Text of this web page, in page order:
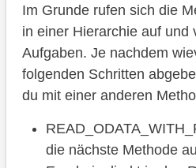
Im Grunde rufen sich die
in einer Hierarchie auf und
Aufgaben. Je nachdem
folgenden Schritten
du mit einer anderen
die nächste Methode